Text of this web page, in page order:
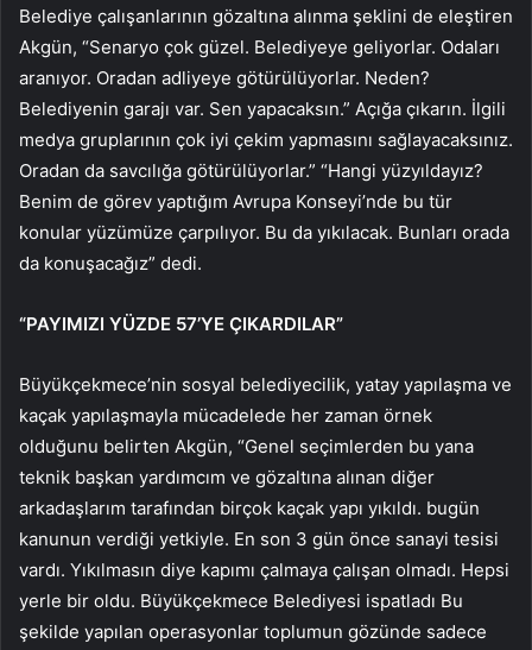
Belediye çalışanlarının gözaltına alınma şeklini de eleştiren
Akgün, “Senaryo çok güzel. Belediyeye geliyorlar. Odaları
aranıyor. Oradan adliyeye götürülüyorlar. Neden?
Belediyenin garajı var. Sen yapacaksın.” Açığa çıkarın. İlgili
medya gruplarının çok iyi çekim yapmasını sağlayacaksınız.
Oradan da savcılığa götürülüyorlar.” “Hangi yüzyıldayız?
Benim de görev yaptığım Avrupa Konseyi’nde bu tür
konular yüzümüze çarpılıyor. Bu da yıkılacak. Bunları orada
da konuşacağız” dedi.
“PAYIMIZI YÜZDE 57’YE ÇIKARDILAR”
Büyükçekmece’nin sosyal belediyecilik, yatay yapılaşma ve
kaçak yapılaşmayla mücadelede her zaman örnek
olduğunu belirten Akgün, “Genel seçimlerden bu yana
teknik başkan yardımcım ve gözaltına alınan diğer
arkadaşlarım tarafından birçok kaçak yapı yıkıldı. bugün
kanunun verdiği yetkiyle. En son 3 gün önce sanayi tesisi
vardı. Yıkılmasın diye kapımı çalmaya çalışan olmadı. Hepsi
yerle bir oldu. Büyükçekmece Belediyesi ispatladı Bu
şekilde yapılan operasyonlar toplumun gözünde sadece